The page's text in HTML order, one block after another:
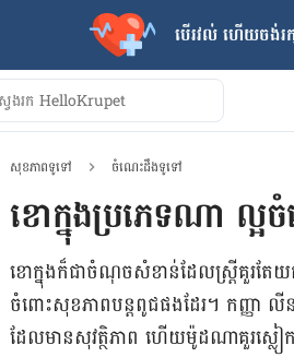
បើរវល់ ហើយចង់​
សុខភាពទូទៅ ចំណេះដឹងទូទៅ
ខោក្នុងប្រភេទណា ល្អ
ខោ​ក្នុង​ក៏​ជា​ចំណុច​សំខាន់​ដែល​ស្ត្រី​គួរតែ​យក​
ចំពោះ​សុខភាព​បន្ត​ពូជ​ផង​ដែរ។ ​កញ្ញា លី
ដែល​មាន​សុវត្ថិភាព ហើយ​ម៉ូដ​ណា​គួរ​ស្លៀ